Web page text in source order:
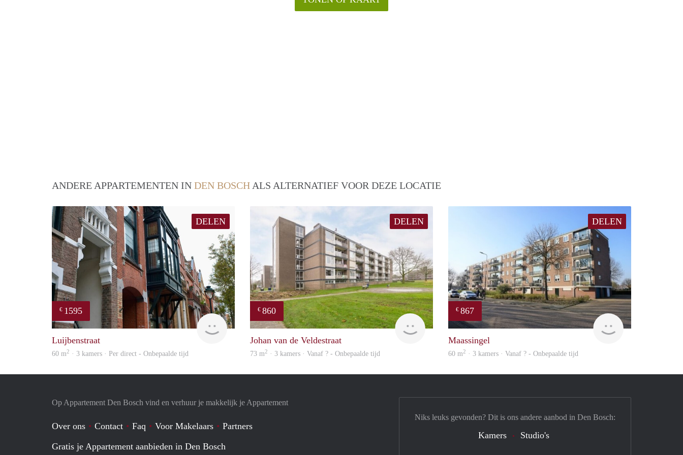
ANDERE APPARTEMENTEN IN DEN BOSCH ALS ALTERNATIEF VOOR DEZE LOCATIE
DELEN
€ 1595
Next
Luijbenstraat
60 m2 · 3 kamers · Per direct - Onbepaalde tijd
DELEN
€ 860
rent
Johan van de Veldestraat
73 m2 · 3 kamers · Vanaf ? - Onbepaalde tijd
DELEN
€ 867
finder
Maassingel
60 m2 · 3 kamers · Vanaf ? - Onbepaalde tijd
Op Appartement Den Bosch vind en verhuur je makkelijk je Appartement
Over ons Contact Faq Voor Makelaars
Partners
Gratis je Appartement aanbieden in Den Bosch
Niks leuks gevonden? Dit is ons andere aanbod in Den Bosch:
Kamers Studio's